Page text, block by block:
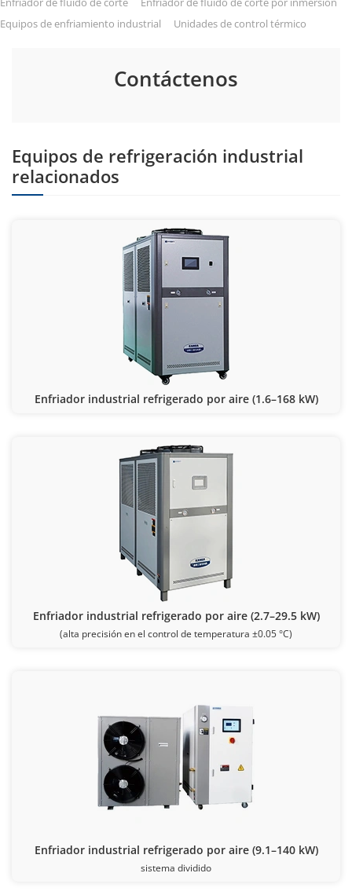
Equipos de enfriamiento industrial
Unidades de control térmico
Contáctenos
Equipos de refrigeración industrial
relacionados
Enfriador industrial refrigerado por aire (1.6–168 kW)
Enfriador industrial refrigerado por aire (2.7–29.5 kW)
(alta precisión en el control de temperatura ±0.05 °C)
Enfriador industrial refrigerado por aire (9.1–140 kW)
sistema dividido